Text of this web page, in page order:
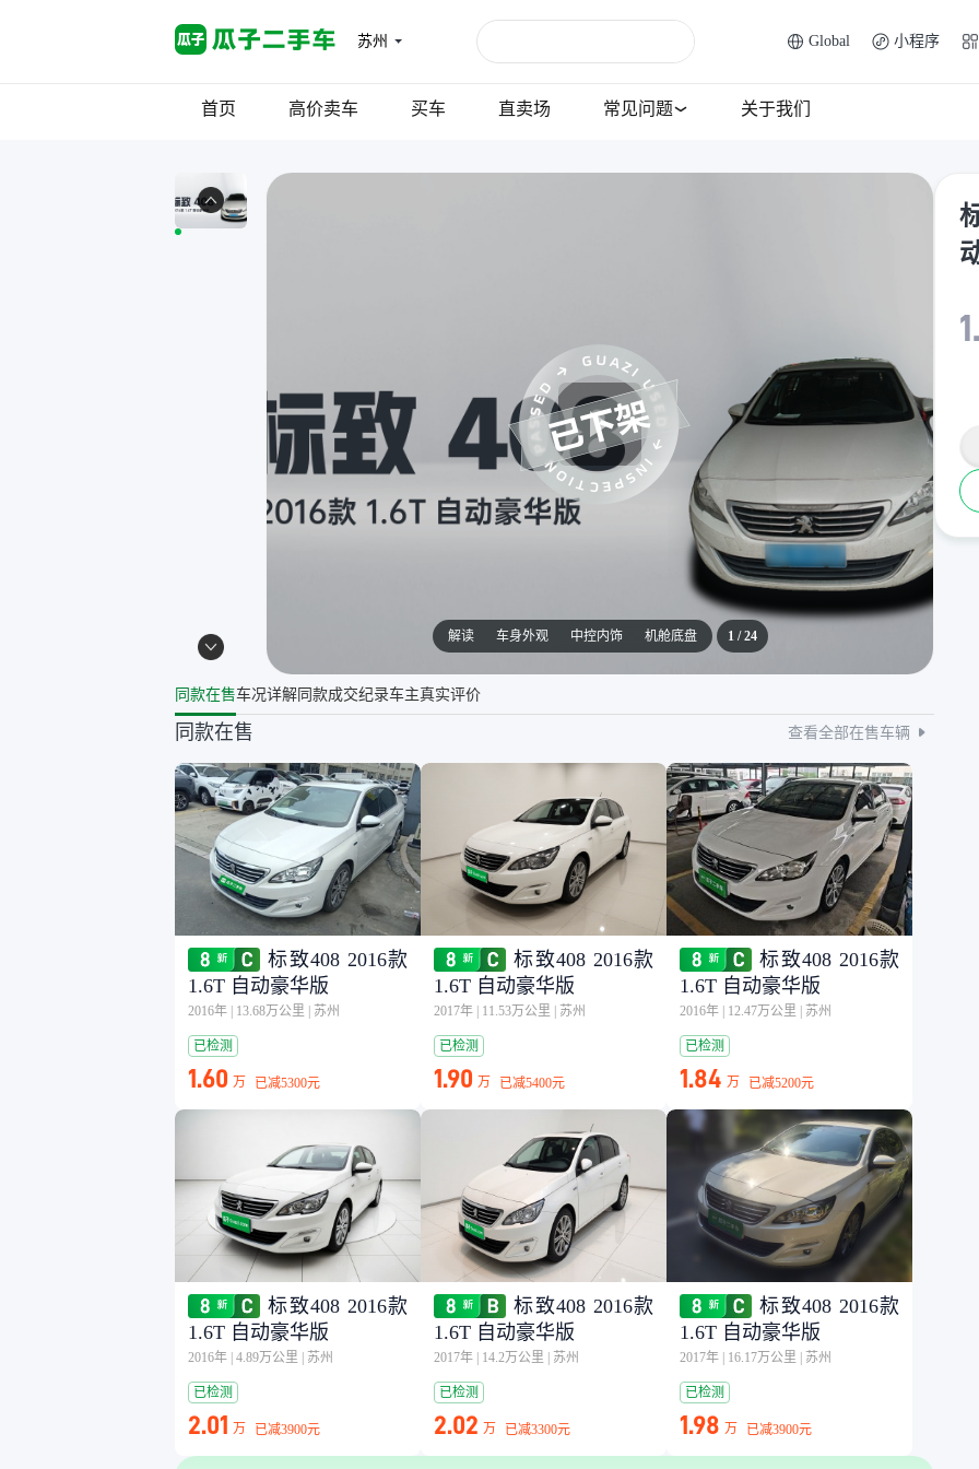
苏州 Global 小程序
首页 高价卖车 买车 直卖场 常见问题 关于我们
解读 车身外观 中控内饰 机舱底盘 1/24
同款在售车况详解同款成交纪录车主真实评价
同款在售 查看全部在售车辆
标致408 2016款
1.6T 自动豪华版
2016年 13.68万公里 苏州
已检测
1.60 万 已减5300元
标致408 2016款
1.6T 自动豪华版
2017年 11.53万公里 苏州
已检测
1.90 万 已减5400元
标致408 2016款
1.6T 自动豪华版
2016年 12.47万公里 苏州
已检测
1.84 万 已减5200元
标致408 2016款
1.6T 自动豪华版
2016年 4.89万公里 苏州
已检测
2.01 万 已减3900元
标致408 2016款
1.6T 自动豪华版
2017年 14.2万公里 苏州
已检测
2.02 万 已减3300元
标致408 2016款
1.6T 自动豪华版
2017年 16.17万公里 苏州
已检测
1.98 万 已减3900元